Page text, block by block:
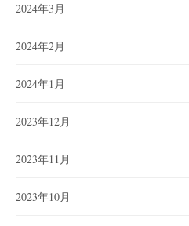
2024年3月
2024年2月
2024年1月
2023年12月
2023年11月
2023年10月